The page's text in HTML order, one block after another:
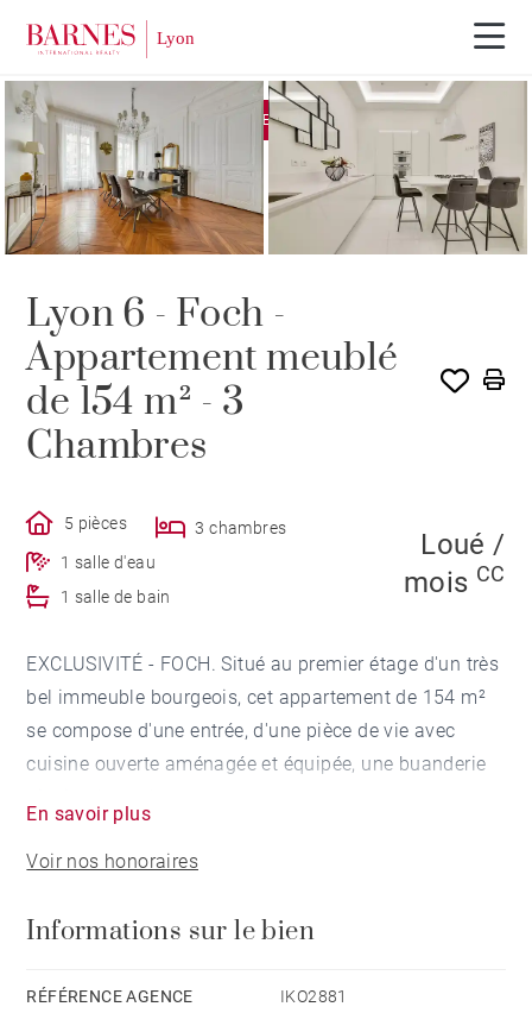
EXCLUSIVITÉ LOUÉ PAR BARNES
Lyon 6 - Foch -
Appartement meublé
de 154 m² - 3
Chambres
5 pièces
3 chambres
1 salle d'eau
1 salle de bain
Loué /
mois CC
EXCLUSIVITÉ - FOCH. Situé au premier étage d'un très
bel immeuble bourgeois, cet appartement de 154 m²
se compose d'une entrée, d'une pièce de vie avec
cuisine ouverte aménagée et équipée, une buanderie
La partie nuit comprend trois chambres, deux
dressings, une salle de bains et une salle de douche.
L’appartement possède de nombreux rangements. Le
plafond de 3.50 m, les parquets, les moulures et les
En savoir plus
Voir nos honoraires
Informations sur le bien
RÉFÉRENCE AGENCE IKO2881